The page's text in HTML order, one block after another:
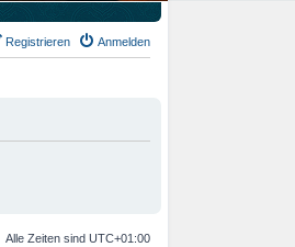
Anmelden
Registrieren
Alle Zeiten sind UTC+01:00